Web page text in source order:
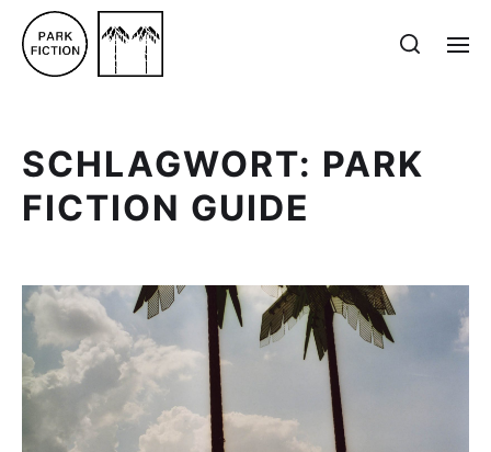
SCHLAGWORT: PARK
FICTION GUIDE